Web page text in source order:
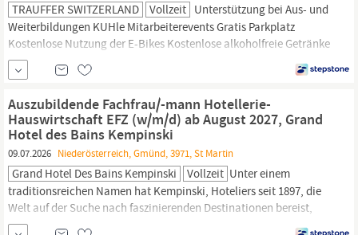
TRAUFFER SWITZERLAND Vollzeit Unterstützung bei Aus- und
Weiterbildungen KUHle Mitarbeiterevents Gratis Parkplatz
Kostenlose Nutzung der E-Bikes Kostenlose alkoholfreie Getränke
während der Arbeitszeit Keine Pauschalabzüge für
Personalverpflegung JOKR1 AT, Mit Berufserfahrung, Ohne
Berufserfahrung, Gastronomie, Hotellerie |
Hauswirtschaftsleitung,Hotel, Gastronomie &
Auszubildende Fachfrau/-mann Hotellerie-
Hauswirtschaft EFZ (w/m/d) ab August 2027, Grand
Hotel des Bains Kempinski
09.07.2026 Niederösterreich, Gmünd, 3971, St Martin
Grand Hotel Des Bains Kempinski Vollzeit Unter einem
traditionsreichen Namen hat Kempinski, Hoteliers seit 1897, die
Welt auf der Suche nach faszinierenden Destinationen bereist,
ohne dabei seine Traditionen und sein europäisches Erbe je zu